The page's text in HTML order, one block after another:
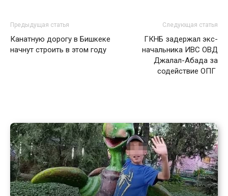
Предыдущая статья
Канатную дорогу в Бишкеке
начнут строить в этом году
Следующая статья
ГКНБ задержал экс-
начальника ИВС ОВД
Джалал-Абада за
содействие ОПГ